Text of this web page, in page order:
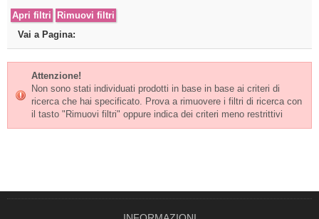
Vai a Pagina:
Attenzione!
Non sono stati individuati prodotti in base in base ai criteri di
ricerca che hai specificato. Prova a rimuovere i filtri di ricerca con
il tasto "Rimuovi filtri" oppure indica dei criteri meno restrittivi